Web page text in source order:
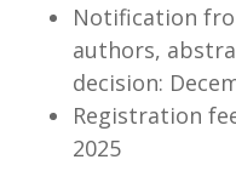
Notification
authors,
decision:
Registration
2025